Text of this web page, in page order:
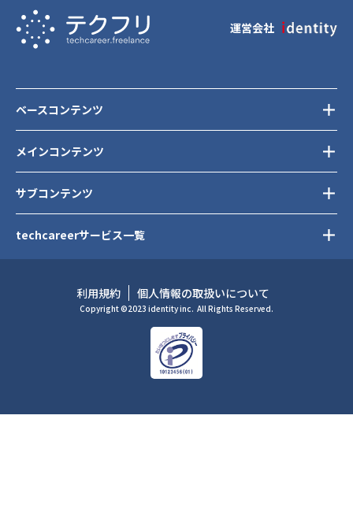
渋谷区
運営会社
メインコンテンツ
サブコンテンツ
ベースコンテンツ
techcareerサービス一覧
利用規約 個人情報の取扱いについて
Copyright ©2023 identity inc. All Rights Reserved.